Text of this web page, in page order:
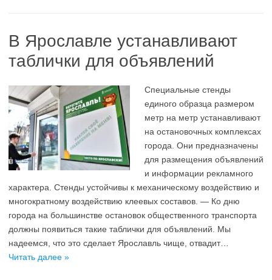
В Ярославле устанавливают
таблички для объявлений
Специальные стенды
единого образца размером
метр на метр устанавливают
на остановочных комплексах
города. Они предназначены
для размещения объявлений
и информации рекламного
характера. Стенды устойчивы к механическому воздействию и
многократному воздействию клеевых составов. — Ко дню
города на большинстве остановок общественного транспорта
должны появиться такие таблички для объявлений. Мы
надеемся, что это сделает Ярославль чище, отвадит…
Читать далее »